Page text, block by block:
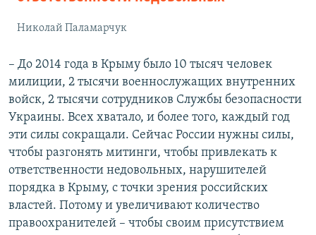
Николай Паламарчук
– До 2014 года в Крыму было 10 тысяч человек
милиции, 2 тысячи военнослужащих внутренних
войск, 2 тысячи сотрудников Службы безопасности
Украины. Всех хватало, и более того, каждый год
эти силы сокращали. Сейчас России нужны силы,
чтобы разгонять митинги, чтобы привлекать к
ответственности недовольных, нарушителей
порядка в Крыму, с точки зрения российских
властей. Потому и увеличивают количество
правоохранителей – чтобы своим присутствием